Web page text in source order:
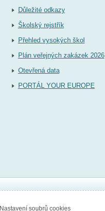
Důležité odkazy
Školský rejstřík
Přehled vysokých škol
Plán veřejných zakázek 2026
Otevřená data
PORTÁL YOUR EUROPE
Nastavení soubrů cookies